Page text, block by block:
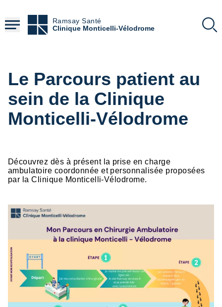
contenu
principal
Ramsay Santé
Clinique Monticelli-Vélodrome
Le Parcours patient au
sein de la Clinique
Monticelli-Vélodrome
Découvrez dès à présent la prise en charge
ambulatoire coordonnée et personnalisée proposées
par la Clinique Monticelli-Vélodrome.